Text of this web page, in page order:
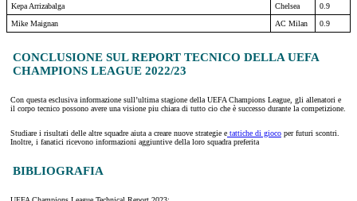
Kepa Arrizabalga
Chelsea
0.9
Mike Maignan
AC Milan 0.9
CONCLUSIONE SUL REPORT TECNICO DELLA UEFA
CHAMPIONS LEAGUE 2022/23
Con questa esclusiva informazione sull’ultima stagione della UEFA Champions League, gli allenatori e
il corpo tecnico possono avere una visione piu chiara di tutto cio che è successo durante la competizione.
Studiare i risultati delle altre squadre aiuta a creare nuove strategie e tattiche di gioco per futuri scontri.
Inoltre, i fanatici ricevono informazioni aggiuntive della loro squadra preferita
BIBLIOGRAFIA